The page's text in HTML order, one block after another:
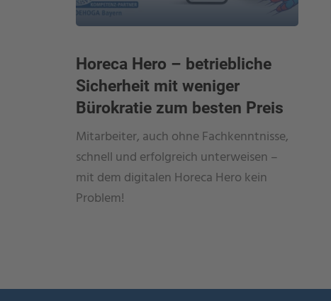
Horeca Hero – betriebliche
Sicherheit mit weniger
Bürokratie zum besten Preis
Mitarbeiter, auch ohne Fachkenntnisse,
schnell und erfolgreich unterweisen –
mit dem digitalen Horeca Hero kein
Problem!